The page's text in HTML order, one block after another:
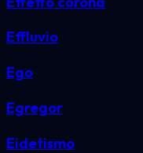
Effluvio
Ego
Egregor
Eidetismo